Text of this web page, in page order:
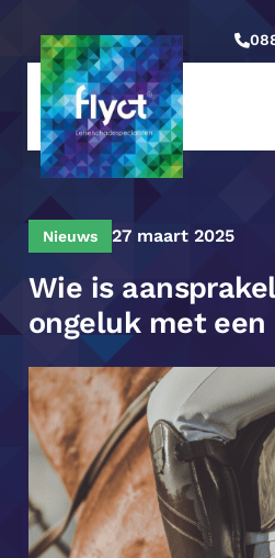
Nieuws 27 maart 2025
Wie is
ongeluk met een